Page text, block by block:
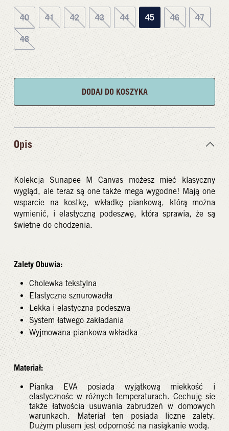
40 41 42 43 44 45 46 47
48
DODAJ DO KOSZYKA
Opis
Kolekcja Sunapee M Canvas możesz mieć klasyczny
wygląd, ale teraz są one także mega wygodne! Mają one
wsparcie na kostkę, wkładkę piankową, którą można
wymienić, i elastyczną podeszwę, która sprawia, że są
świetne do chodzenia.
Zalety Obuwia:
Cholewka tekstylna
Elastyczne sznurowadła
Lekka i elastyczna podeszwa
System łatwego zakładania
Wyjmowana piankowa wkładka
Materiał:
Pianka EVA posiada wyjątkową miekkość i
elastycznośc w różnych temperaturach. Cechuję sie
także łatwościa usuwania zabrudzeń w domowych
warunkach. Materiał ten posiada liczne zalety.
Dużym plusem jest odporność na nasiąkanie wodą.